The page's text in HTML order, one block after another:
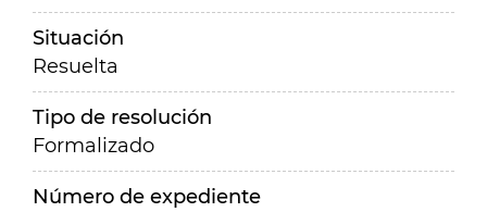
Situación
Resuelta
Tipo de resolución
Formalizado
Número de expediente